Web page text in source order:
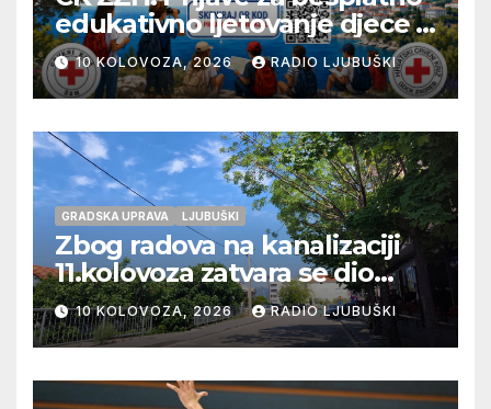
edukativno ljetovanje djece u
Novom Vinodolskom
10 KOLOVOZA, 2026 RADIO LJUBUŠKI
GRADSKA UPRAVA LJUBUŠKI
Zbog radova na kanalizaciji
11.kolovoza zatvara se dio
ulice Petra Barbarića
10 KOLOVOZA, 2026 RADIO LJUBUŠKI